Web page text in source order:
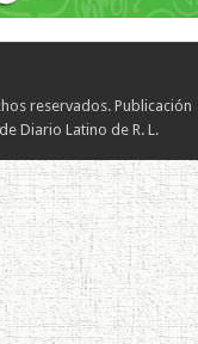
reservados. Publicación
Diario Latino de R. L.